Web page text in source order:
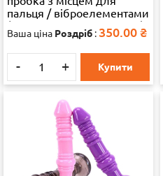
пальця / віброелементами
(2.5, 6.0, Силікон, Чорний)
Ваша ціна Роздріб : 350.00 ₴
- + Купити